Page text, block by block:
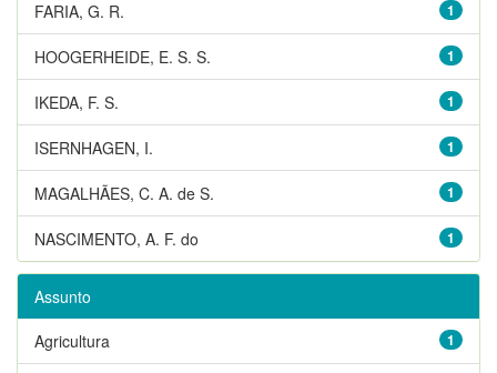
1
FARIA, G. R.
1
HOOGERHEIDE, E. S. S.
1
IKEDA, F. S.
1
ISERNHAGEN, I.
1
MAGALHÃES, C. A. de S.
1
NASCIMENTO, A. F. do
Assunto
1
Agricultura